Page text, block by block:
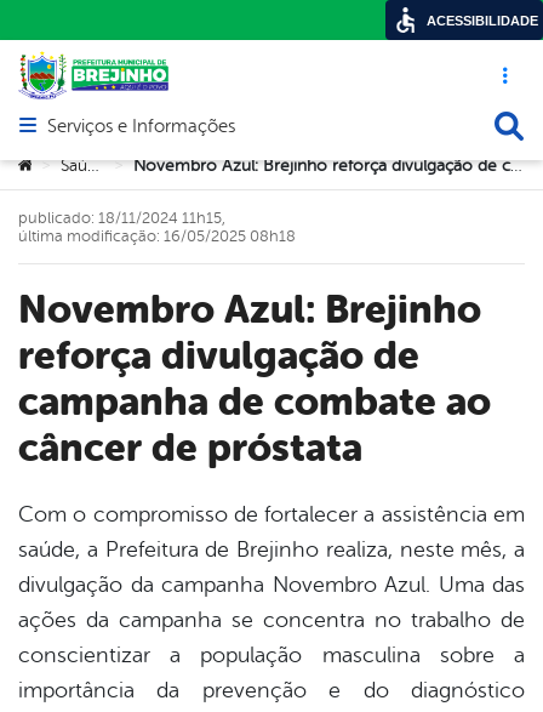
Acesso
Abrir menu principal de navegação
Serviços e Informações
Você está aqui:
> Saúde > Novembro Azul: Brejinho reforça divulgação de campanha de combate ao câncer de próstata
Novembro Azul: Brejinho
reforça divulgação de
campanha de combate ao
câncer de próstata
publicado: 18/11/2024 11h15,
última modificação: 16/05/2025 08h18
Com o compromisso de fortalecer a assistência em
saúde, a Prefeitura de Brejinho realiza, neste mês, a
divulgação da campanha Novembro Azul. Uma das
ações da campanha se concentra no trabalho de
conscientizar a população masculina sobre a
importância da prevenção e do diagnóstico
ACESSIBILIDADE